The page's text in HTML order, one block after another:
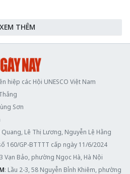
XEM THÊM
hiệp các Hội UNESCO Việt Nam
Sơn
Quang, Lê Thị Lương, Nguyễn Lệ Hằng
160/GP-BTTTT cấp ngày 11/6/2024
Vạn Bảo, phường Ngọc Hà, Hà Nội
: Lầu 2-3, 58 Nguyễn Bỉnh Khiêm, phường